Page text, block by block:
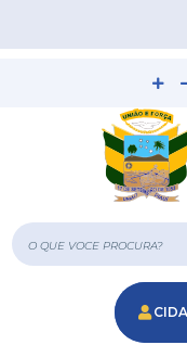
O que voce procura?